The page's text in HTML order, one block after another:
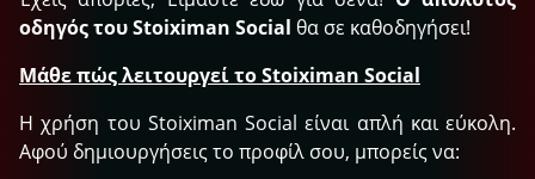
οδηγός του Stoiximan Social θα σε καθοδηγήσει!
Μάθε πώς λειτουργεί το Stoiximan Social
Η χρήση του Stoiximan Social είναι απλή και εύκολη.
Αφού δημιουργήσεις το προφίλ σου, μπορείς να: